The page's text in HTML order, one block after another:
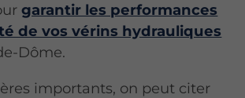
garantir les performances
de vos vérins hydrauliques
Dôme.
importants, on peut citer